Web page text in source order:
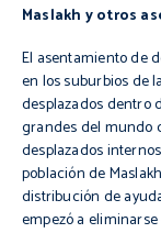
Maslakh y otros
El asentamiento de
en los suburbios de
desplazados dentro
grandes del mundo
desplazados
población deMaslakh
distribución de
empezó a